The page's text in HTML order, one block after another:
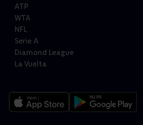
ATP
WTA
NFL
Serie A
Diamond League
La Vuelta